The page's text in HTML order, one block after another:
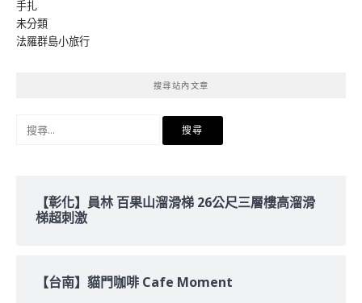
手扎
未分類
法羅群島小旅行
搜尋站內文章
【彰化】員林 百果山溜滑梯 26公尺三層樓高溜滑
梯超刺激
【台南】貓門咖啡 Cafe Moment